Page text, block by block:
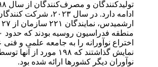
ادامه دارد. در سال ۲۰۲۳،
اختراع نوآورانه را به جامعه علمی و
نمایش گذاشتند که ۱۹۸ مورد
نوآوران دیگر کشورها ارائه شده بود.